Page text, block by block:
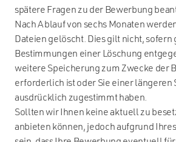
spätere Fragen zu der Bewerbung
Nach Ablauf von sechs Monaten
Dateien gelöscht. Dies gilt nicht, sofern
Bestimmungen einer Löschung
weitere Speicherung zum Zwecke der
erforderlich ist oder Sie einer längeren
ausdrücklich zugestimmt haben.
Sollten wir Ihnen keine aktuell zu
anbieten können, jedoch aufgrund